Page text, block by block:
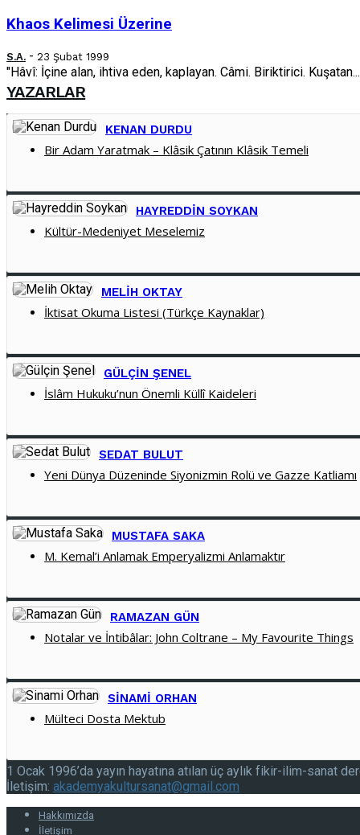
Khaos Kelimesi Üzerine
S.A. - 23 Şubat 1999
"Hâvî: İçine alan, ihtiva eden, kaplayan. Câmi. Biriktirici.
YAZARLAR
KENAN DURDU
Bir Adam Yaratmak – Klâsik Çatının Klâsik Temeli
HAYREDDIN SOYKAN
Kültür-Medeniyet Meselemiz
MELIH OKTAY
İktisat Okuma Listesi (Türkçe Kaynaklar)
GÜLÇIN ŞENEL
İslâm Hukuku’nun Önemli Küllî Kaideleri
SEDAT BULUT
Yeni Dünya Düzeninde Siyonizmin Rolü ve Gazze Katliamı
MUSTAFA SAKA
M. Kemal’i Anlamak Emperyalizmi Anlamaktır
RAMAZAN GÜN
Notalar ve İntibâlar: John Coltrane – My Favourite Things
SINAMI ORHAN
Mülteci Dosta Mektub
1 Ocak 1996’da yayın hayatına atılan üç aylık fikir-ilim-sanat
İletişim: akademyakultursanat@gmail.com
Hakkımızda
İletişim